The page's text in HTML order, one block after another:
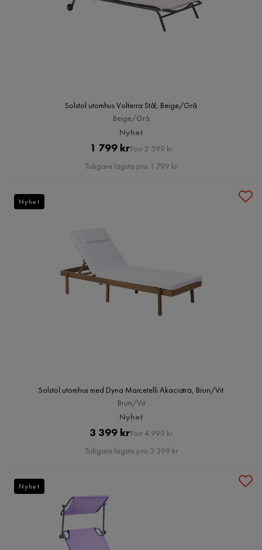
Solstol utomhus Volterra Stål, Beige/Grå
Beige/Grå
Nyhet
Pris
1 799 krOriginal
Pris
Förr 2 599 kr
Tidigare lägsta pris 1 799 kr
Solstol utomhus med Dyna Marcetelli Akaciaträ, Brun/Vit
Brun/Vit
Nyhet
Pris
3 399 krOriginal
Pris
Förr 4 999 kr
Tidigare lägsta pris 3 399 kr
Nyhet
Nyhet